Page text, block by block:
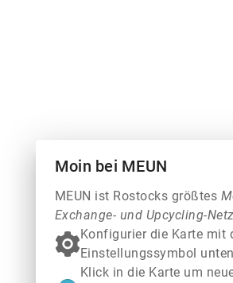
Moin bei MEUN
MEUN ist Rostocks größtes
Exchange- und Upcycling-
Konfigurier die Karte mit
Einstellungssymbol
Klick in die Karte um